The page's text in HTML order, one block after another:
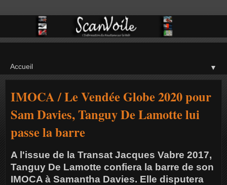
▼
IMOCA / Le Vendée Globe 2020 pour
Sam Davies, Tanguy De Lamotte lui
passe la barre
A l'issue de la Transat Jacques Vabre 2017,
Tanguy De Lamotte confiera la barre de son
IMOCA à Samantha Davies. Elle disputera